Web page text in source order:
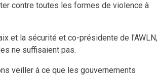
contre toutes les formes de violence à
et la sécurité et co-présidente de l'AWLN,
ne suffisaient pas.
veiller à ce que les gouvernements